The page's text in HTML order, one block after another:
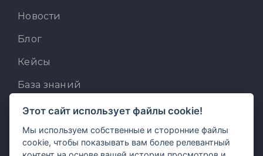
Новости
Блог
Кейсы
База знаний
Для разработчиков
Встроенный AI-ассистент
MCP для AI-клиентов
Этот сайт использует файлы cookie!
Мы используем собственные и сторонние файлы
cookie, чтобы показывать вам более релевантный